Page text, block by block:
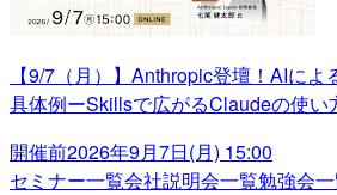
【9/7（月）】Anthropic登壇！AIに
具体例ーSkillsで広がるClaudeの使い
開催前2026年9月7日(月) 15:00
セミナー一覧会社説明会一覧勉強会